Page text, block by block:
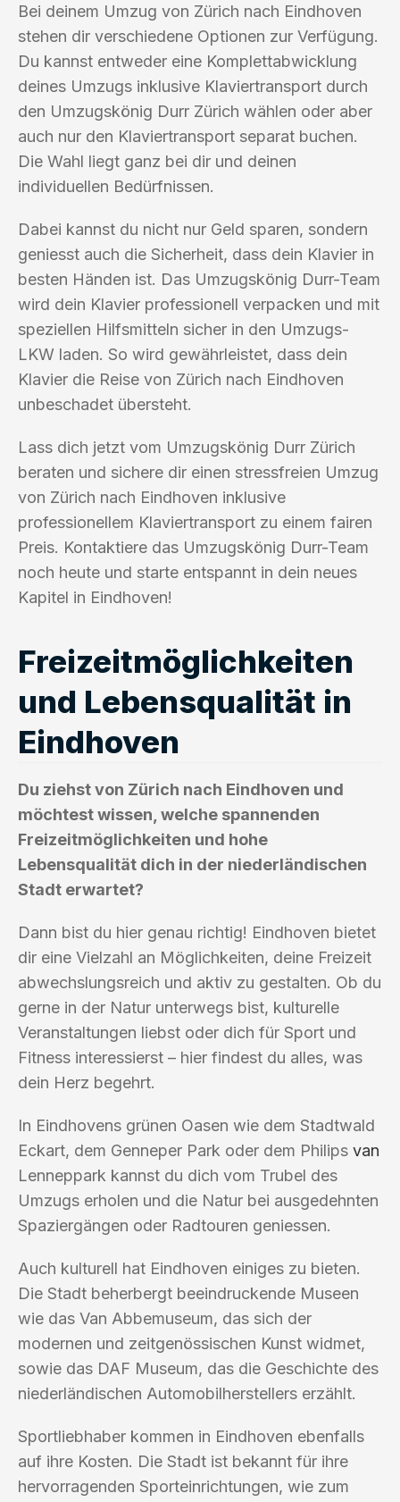
Bei deinem Umzug von Zürich nach Eindhoven
stehen dir verschiedene Optionen zur Verfügung.
Du kannst entweder eine Komplettabwicklung
deines Umzugs inklusive Klaviertransport durch
den Umzugskönig Durr Zürich wählen oder aber
auch nur den Klaviertransport separat buchen.
Die Wahl liegt ganz bei dir und deinen
individuellen Bedürfnissen.
Dabei kannst du nicht nur Geld sparen, sondern
geniesst auch die Sicherheit, dass dein Klavier in
besten Händen ist. Das Umzugskönig Durr-Team
wird dein Klavier professionell verpacken und mit
speziellen Hilfsmitteln sicher in den Umzugs-
LKW laden. So wird gewährleistet, dass dein
Klavier die Reise von Zürich nach Eindhoven
unbeschadet übersteht.
Lass dich jetzt vom Umzugskönig Durr Zürich
beraten und sichere dir einen stressfreien Umzug
von Zürich nach Eindhoven inklusive
professionellem Klaviertransport zu einem fairen
Preis. Kontaktiere das Umzugskönig Durr-Team
noch heute und starte entspannt in dein neues
Kapitel in Eindhoven!
Freizeitmöglichkeiten
und Lebensqualität in
Eindhoven
Du ziehst von Zürich nach Eindhoven und
möchtest wissen, welche spannenden
Freizeitmöglichkeiten und hohe
Lebensqualität dich in der niederländischen
Stadt erwartet?
Dann bist du hier genau richtig! Eindhoven bietet
dir eine Vielzahl an Möglichkeiten, deine Freizeit
abwechslungsreich und aktiv zu gestalten. Ob du
gerne in der Natur unterwegs bist, kulturelle
Veranstaltungen liebst oder dich für Sport und
Fitness interessierst – hier findest du alles, was
dein Herz begehrt.
In Eindhovens grünen Oasen wie dem Stadtwald
Eckart, dem Genneper Park oder dem Philips van
Lenneppark kannst du dich vom Trubel des
Umzugs erholen und die Natur bei ausgedehnten
Spaziergängen oder Radtouren geniessen.
Auch kulturell hat Eindhoven einiges zu bieten.
Die Stadt beherbergt beeindruckende Museen
wie das Van Abbemuseum, das sich der
modernen und zeitgenössischen Kunst widmet,
sowie das DAF Museum, das die Geschichte des
niederländischen Automobilherstellers erzählt.
Sportliebhaber kommen in Eindhoven ebenfalls
auf ihre Kosten. Die Stadt ist bekannt für ihre
hervorragenden Sporteinrichtungen, wie zum